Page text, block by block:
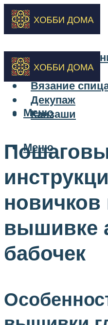
Вышивка
Вязание
Декупаж
Канзаши
Меню
Меню
новичков
вышивке
бабочек